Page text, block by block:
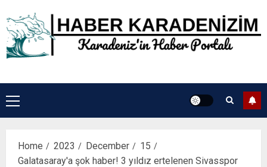
to
content
Primary
Menu
Home 2023 December
15
Galatasaray'a şok haber! 3 yıldız ertelenen Sivasspor